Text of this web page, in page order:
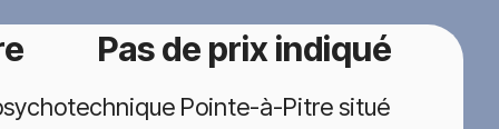
Pas de prix indiqué
Pointe-à-Pitre situé